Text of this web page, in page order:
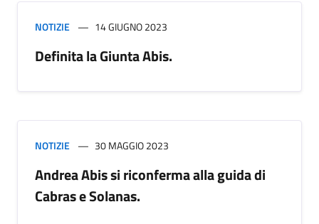
NOTIZIE 14 GIUGNO 2023
Definita la Giunta Abis.
NOTIZIE 30 MAGGIO 2023
Andrea Abis si riconferma alla guida di
Cabras e Solanas.